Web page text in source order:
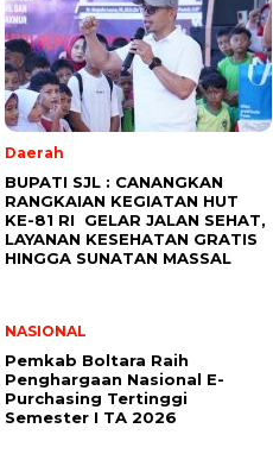
Daerah
BUPATI SJL : CANANGKAN
RANGKAIAN KEGIATAN HUT
KE-81 RI GELAR JALAN SEHAT,
LAYANAN KESEHATAN GRATIS
HINGGA SUNATAN MASSAL
NASIONAL
Pemkab Boltara Raih
Penghargaan Nasional E-
Purchasing Tertinggi
Semester I TA 2026